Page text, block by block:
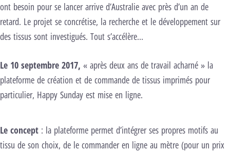
ont besoin pour se lancer arrive d’Australie avec près d’un an de
retard. Le projet se concrétise, la recherche et le développement sur
des tissus sont investigués. Tout s’accélère…
Le 10 septembre 2017, « après deux ans de travail acharné » la
plateforme de création et de commande de tissus imprimés pour
particulier, Happy Sunday est mise en ligne.
Le concept : la plateforme permet d’intégrer ses propres motifs au
tissu de son choix, de le commander en ligne au mètre (pour un prix